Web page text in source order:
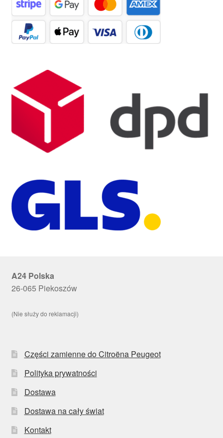
A24 Polska
26-065 Piekoszów
(Nie służy do reklamacji)
Części zamienne do Citroëna Peugeot
Polityka prywatności
Dostawa
Dostawa na cały świat
Kontakt